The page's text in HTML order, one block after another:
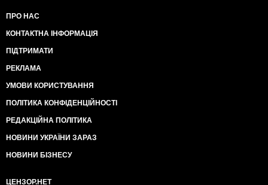
ПРО НАС
КОНТАКТНА ІНФОРМАЦІЯ
ПІДТРИМАТИ
РЕКЛАМА
УМОВИ КОРИСТУВАННЯ
ПОЛІТИКА КОНФІДЕНЦІЙНОСТІ
РЕДАКЦІЙНА ПОЛІТИКА
НОВИНИ УКРАЇНИ ЗАРАЗ
НОВИНИ БІЗНЕСУ
ЦЕНЗОР.НЕТ